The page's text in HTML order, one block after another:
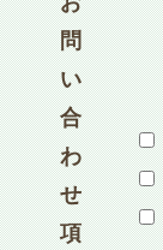
問
い
合
わ
せ
項